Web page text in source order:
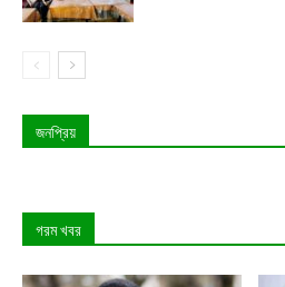
জনপ্রিয়
গরম খবর